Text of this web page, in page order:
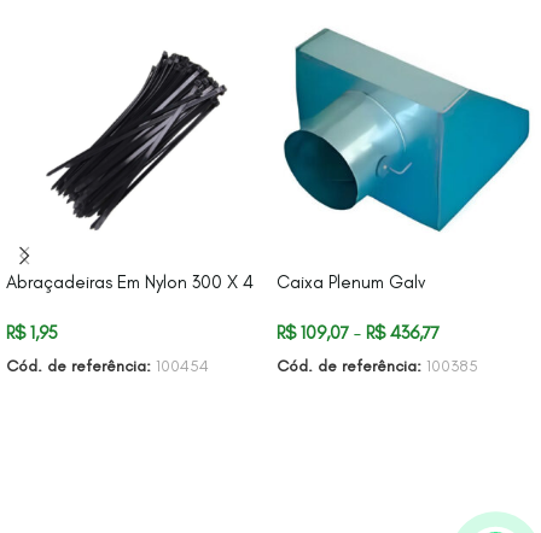
Abraçadeiras Em Nylon 300 X 4
R$1,95
Cód. de referência: 100454
Caixa Plenum Galv
R$109,07 – R$436,77
Cód. de referência: 100385